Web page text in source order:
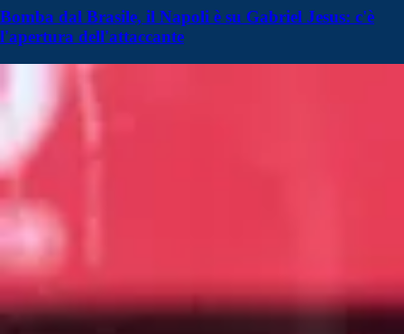
Bomba dal Brasile, il Napoli è su Gabriel Jesus: c'è
l'apertura dell'attaccante